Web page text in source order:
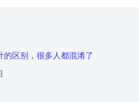
的区别，很多人都混淆了